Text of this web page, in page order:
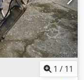
1 / 11